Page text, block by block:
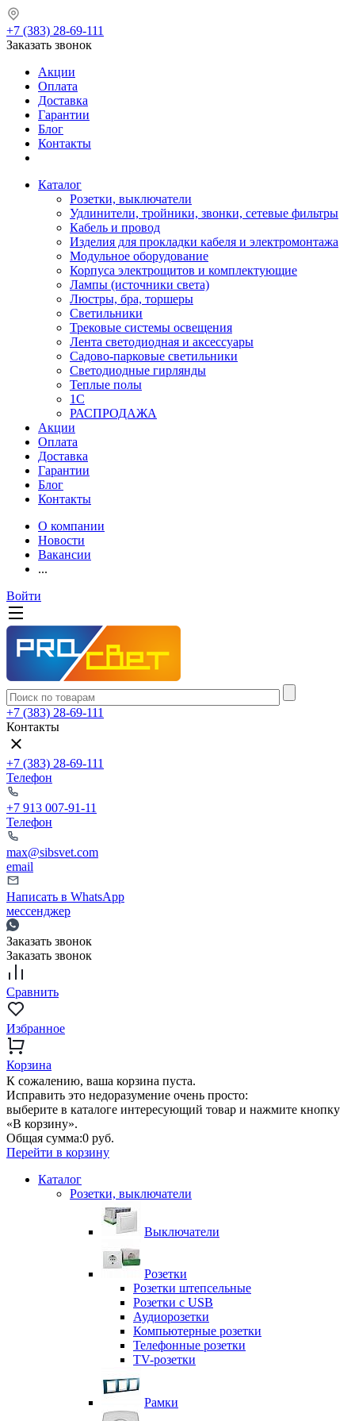
+7 (383) 28-69-111
Заказать звонок
Акции
Оплата
Доставка
Гарантии
Блог
Контакты
Каталог
Розетки, выключатели
Удлинители, тройники, звонки, сетевые фильтры
Кабель и провод
Изделия для прокладки кабеля и электромонтажа
Модульное оборудование
Корпуса электрощитов и комплектующие
Лампы (источники света)
Люстры, бра, торшеры
Светильники
Трековые системы освещения
Лента светодиодная и аксессуары
Садово-парковые светильники
Светодиодные гирлянды
Теплые полы
1С
РАСПРОДАЖА
Акции
Оплата
Доставка
Гарантии
Блог
Контакты
О компании
Новости
Вакансии
...
Войти
+7 (383) 28-69-111
Контакты
+7 (383) 28-69-111
Телефон
+7 913 007-91-11
Телефон
max@sibsvet.com
email
Написать в WhatsApp
мессенджер
Заказать звонок
Заказать звонок
Сравнить
Избранное
Корзина
К сожалению, ваша корзина пуста.
Исправить это недоразумение очень просто:
выберите в каталоге интересующий товар и нажмите кнопку
«В корзину».
Общая сумма:0 руб.
Перейти в корзину
Каталог
Розетки, выключатели
Выключатели
Розетки
Розетки штепсельные
Розетки с USB
Аудиорозетки
Компьютерные розетки
Телефонные розетки
TV-розетки
Рамки